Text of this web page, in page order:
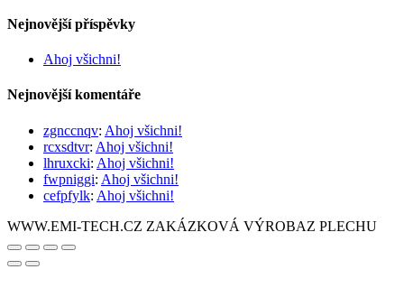
Nejnovější příspěvky
Ahoj všichni!
Nejnovější komentáře
zgnccnqv: Ahoj všichni!
rcxsdtvr: Ahoj všichni!
lhruxcki: Ahoj všichni!
fwpniggi: Ahoj všichni!
cefpfylk: Ahoj všichni!
WWW.EMI-TECH.CZ ZAKÁZKOVÁ VÝROBAZ PLECHU